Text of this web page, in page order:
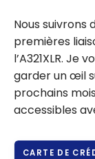
Nous suivrons
premières
l’A321XLR.
garder un œil
prochains
accessibles
CARTE DE